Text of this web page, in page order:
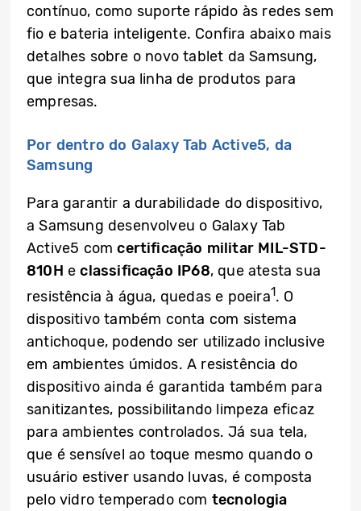
contínuo, como suporte rápido às redes sem
fio e bateria inteligente. Confira abaixo mais
detalhes sobre o novo tablet da Samsung,
que integra sua linha de produtos para
empresas.
Por dentro do Galaxy Tab Active5, da
Samsung
Para garantir a durabilidade do dispositivo,
a Samsung desenvolveu o Galaxy Tab
Active5 comcertificação militar MIL-STD-
810H e classificação IP68, que atesta sua
resistência à água, quedas e poeira1. O
dispositivo também conta com sistema
antichoque, podendo ser utilizado inclusive
em ambientes úmidos. A resistência do
dispositivo ainda é garantida também para
sanitizantes, possibilitando limpeza eficaz
para ambientes controlados. Já sua tela,
que é sensível ao toque mesmo quando o
usuário estiver usando luvas, é composta
pelo vidro temperado com tecnologia